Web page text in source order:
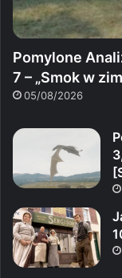
Pomylone
7 – „Smok w
05/08/2026